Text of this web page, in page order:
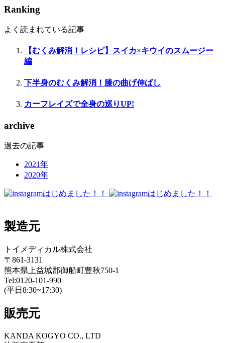
Ranking
よく読まれている記事
【むくみ解消！レシピ】スイカ×キウイのスムージー
編
下半身のむくみ解消！膝の曲げ伸ばし
カーフレイズで全身の巡りUP!
archive
過去の記事
2021年
2020年
製造元
トイメディカル株式会社
〒861-3131
熊本県上益城郡御船町豊秋750-1
Tel:0120-101-990
(平日8:30~17:30)
販売元
KANDA KOGYO CO., LTD